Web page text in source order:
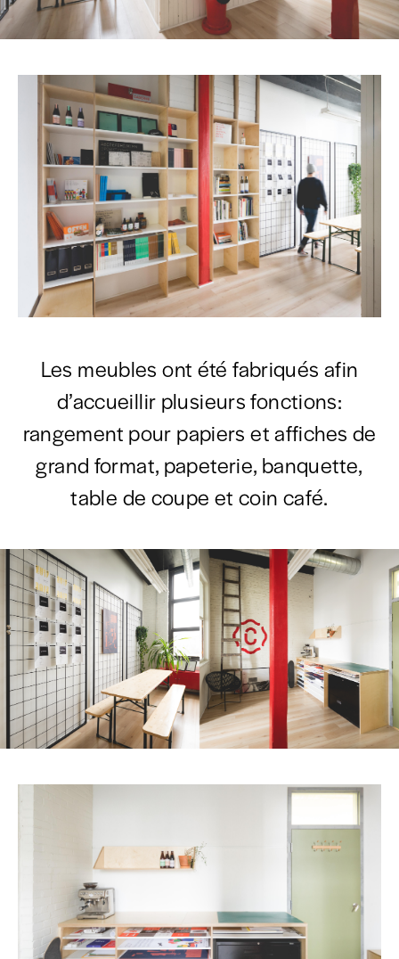
Les meubles ont été fabriqués afin
d’accueillir plusieurs fonctions:
rangement pour papiers et affiches de
grand format, papeterie, banquette,
table de coupe et coin café.